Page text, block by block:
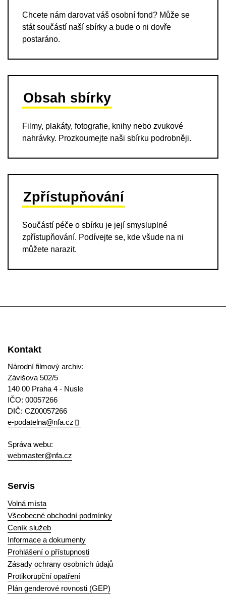
Chcete nám darovat váš osobní fond? Může se
stát součástí naší sbírky a bude o ni dovře
postaráno.
Obsah sbírky
Filmy, plakáty, fotografie, knihy nebo zvukové
nahrávky. Prozkoumejte naši sbírku podrobněji.
Zpřístupňování
Součástí péče o sbírku je její smysluplné
zpřístupňování. Podívejte se, kde všude na ni
můžete narazit.
Kontakt
Národní filmový archiv:
Závišova 502/5
140 00 Praha 4 - Nusle
IČO: 00057266
DIČ: CZ00057266
e-podatelna@nfa.cz
Správa webu:
webmaster@nfa.cz
Servis
Volná místa
Všeobecné obchodní podmínky
Ceník služeb
Informace a dokumenty
Prohlášení o přístupnosti
Zásady ochrany osobních údajů
Protikorupční opatření
Plán genderové rovnosti (GEP)